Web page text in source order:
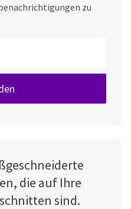
zu
die auf Ihre
sind.